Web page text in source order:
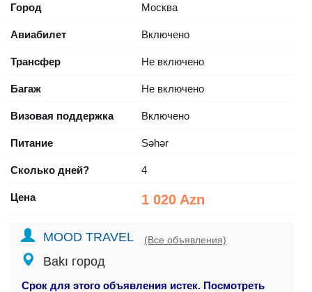
Город Москва
Авиабилет Включено
Трансфер Не включено
Багаж Не включено
Визовая поддержка Включено
Питание Səhər
Сколько дней? 4
Цена 1 020 Azn
MOOD TRAVEL (Все объявления)
Bakı город
Срок для этого объявления истек. Посмотреть